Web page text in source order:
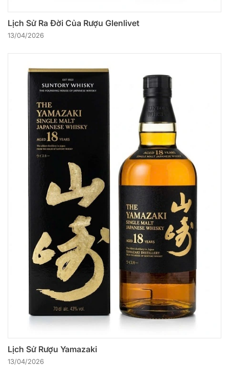
Lịch Sử Ra Đời Của Rượu Glenlivet
13/04/2026
Lịch Sử Rượu Yamazaki
13/04/2026